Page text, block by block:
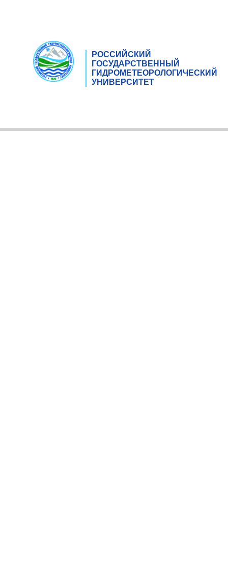
РОССИЙСКИЙ
ГОСУДАРСТВЕННЫЙ
ГИДРОМЕТЕОРОЛОГИЧЕСКИЙ
УНИВЕРСИТЕТ